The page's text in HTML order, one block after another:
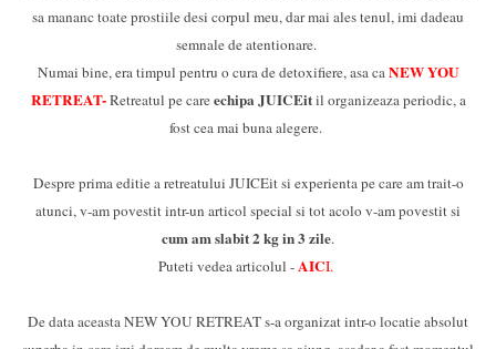
sa mananc toate prostiile desi corpul meu, dar mai ales tenul, imi dadeau
semnale de atentionare.
Numai bine, era timpul pentru o cura de detoxifiere, asa ca NEW YOU
RETREAT-Retreatul pe careechipa JUICEitil organizeaza periodic, a
fost cea mai buna alegere.
Despre prima editie a retreatului JUICEit si experienta pe care am trait-o
atunci, v-am povestit intr-un articol special si tot acolo v-am povestit si
cum am slabit 2 kg in 3 zile.
Puteti vedea articolul -AICI.
De data aceasta NEW YOU RETREAT s-a organizat intr-o locatie absolut